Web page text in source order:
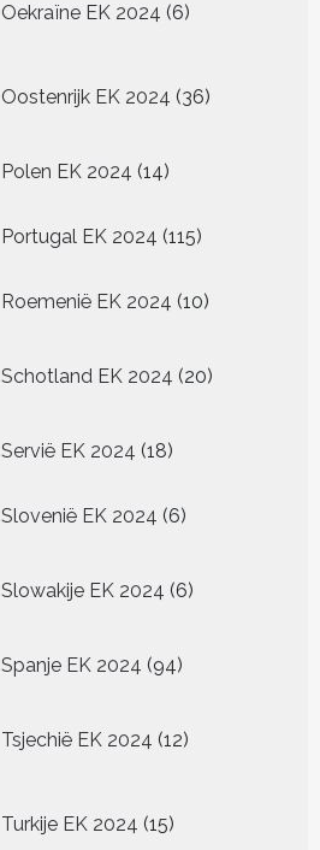
Oekraïne EK 2024 6
producten
Oostenrijk EK 2024 36
producten
Polen EK 2024 1414
Portugal EK 2024 115115
Roemenië EK 2024 1010
Schotland EK 2024 20
producten
Servië EK 2024 1818
Slovenië EK 2024 66
Slowakije EK 2024 6
producten
Spanje EK 2024 9494
Tsjechië EK 2024 12
producten
Turkije EK 2024 15
producten